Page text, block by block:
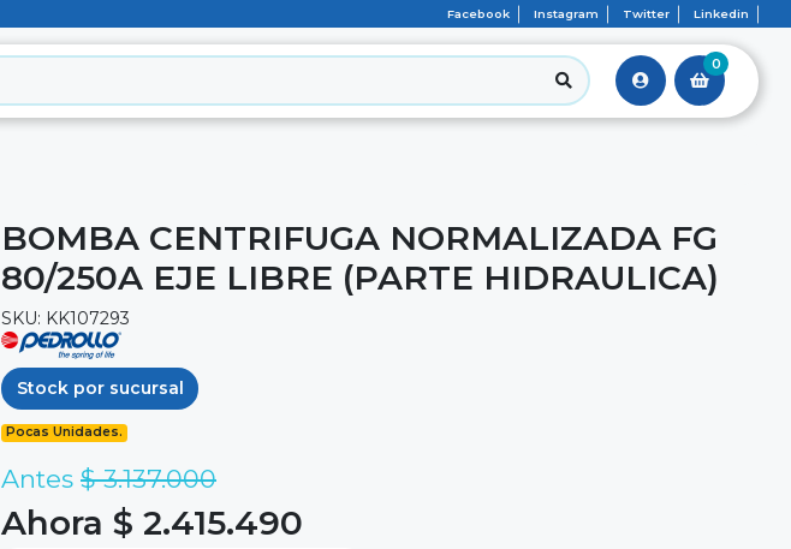
Facebook Instagram Twitter Linkedin
0
BOMBA CENTRIFUGA NORMALIZADA FG
80/250A EJE LIBRE (PARTE HIDRAULICA)
SKU: KK107293
Stock por sucursal
Pocas Unidades.
Antes $ 3.137.000
Ahora $ 2.415.490